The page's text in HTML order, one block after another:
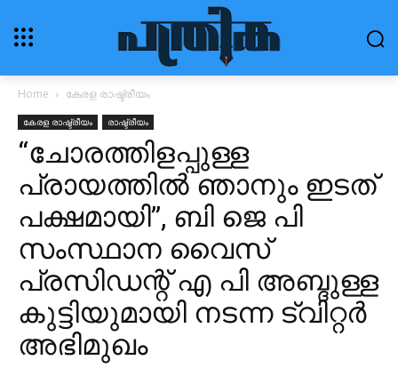
Home കേരള രാഷ്ട്രീയം
കേരള രാഷ്ട്രീയം രാഷ്ട്രീയം
“ചോരത്തിളപ്പുള്ള
പ്രായത്തിൽ ഞാനും ഇടത്
പക്ഷമായി”, ബി ജെ പി
സംസ്ഥാന വൈസ്
പ്രസിഡന്റ് എ പി അബ്ദുള്ള
കുട്ടിയുമായി നടന്ന ട്വിറ്റർ
അഭിമുഖം